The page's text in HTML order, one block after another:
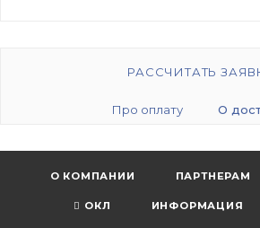
РАССЧИТАТЬ
Про оплату О
О КОМПАНИИ ПАРТНЕРАМ
ОКЛ ИНФОРМАЦИЯ